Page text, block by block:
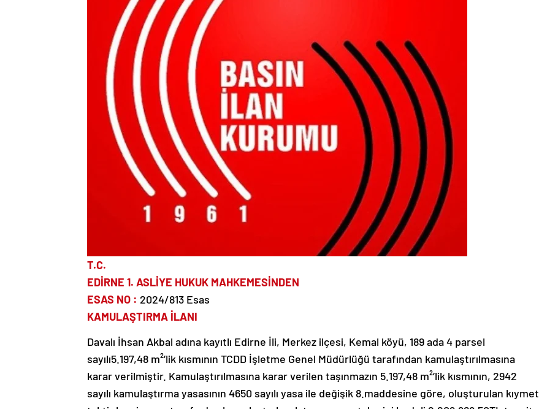
T.C.
EDİRNE 1. ASLİYE HUKUK MAHKEMESİNDEN
ESAS NO : 2024/813 Esas
KAMULAŞTIRMA İLANI
Davalı İhsan Akbal adına kayıtlı Edirne İli, Merkez ilçesi, Kemal köyü, 189 ada 4 parsel
sayılı5.197,48 m²’lik kısmının TCDD İşletme Genel Müdürlüğü tarafından kamulaştırılmasına
karar verilmiştir. Kamulaştırılmasına karar verilen taşınmazın 5.197,48 m²’lik kısmının, 2942
sayılı kamulaştırma yasasının 4650 sayılı yasa ile değişik 8.maddesine göre, oluşturulan kıymet